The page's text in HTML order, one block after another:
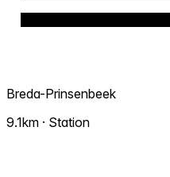
Breda-Prinsenbeek
9.1km · Station